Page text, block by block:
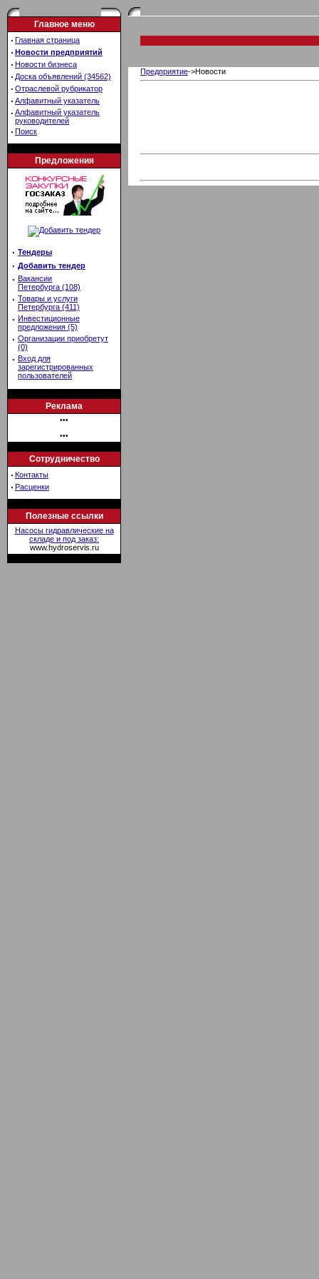
Главное меню
· Главная страница
· Новости предприятий
· Новости бизнеса
· Доска объявлений (34562)
· Отраслевой рубрикатор
· Алфавитный указатель
· Алфавитный указатель
руководителей
· Поиск
Предложения
· Тендеры
· Добавить тендер
· Вакансии
Петербурга (108)
· Товары и услуги
Петербурга (411)
· Инвестиционные
предложения (5)
· Организации приобретут
(0)
· Вход для
зарегистрированных
пользователей
Реклама
•••
•••
Сотрудничество
· Контакты
· Расценки
Полезные ссылки
Насосы гидравлические на
складе и под заказ:
www.hydroservis.ru
Предприятие->Новости